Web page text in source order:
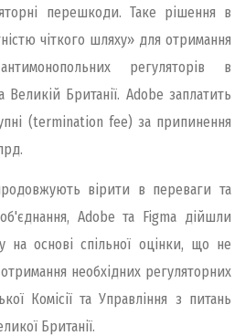
перешкоди. Таке рішення в
чіткого шляху» для отримання
регуляторів в
Британії. Adobe заплатить
(termination fee) за припинення
вірити в переваги та
Adobe та Figma дійшли
на основі спільної оцінки, що не
необхідних регуляторних
Комісії та Управління з питань
Британії.